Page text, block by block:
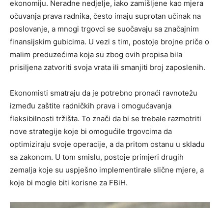
ekonomiju. Neradne nedjelje, iako zamišljene kao mjera
očuvanja prava radnika, često imaju suprotan učinak na
poslovanje, a mnogi trgovci se suočavaju sa značajnim
finansijskim gubicima. U vezi s tim, postoje brojne priče o
malim preduzećima koja su zbog ovih propisa bila
prisiljena zatvoriti svoja vrata ili smanjiti broj zaposlenih.
Ekonomisti smatraju da je potrebno pronaći ravnotežu
između zaštite radničkih prava i omogućavanja
fleksibilnosti tržišta. To znači da bi se trebale razmotriti
nove strategije koje bi omogućile trgovcima da
optimiziraju svoje operacije, a da pritom ostanu u skladu
sa zakonom. U tom smislu, postoje primjeri drugih
zemalja koje su uspješno implementirale slične mjere, a
koje bi mogle biti korisne za FBiH.